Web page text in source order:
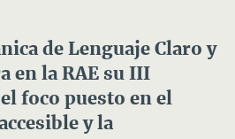
de Lenguaje Claro y
en la RAE su III
foco puesto en el
y la